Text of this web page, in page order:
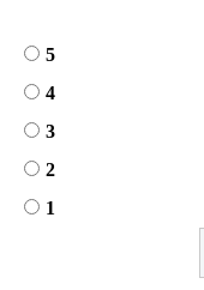
5
4
3
2
1